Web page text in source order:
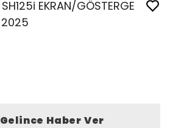
EKRAN/GÖSTERGE
2025
Haber Ver